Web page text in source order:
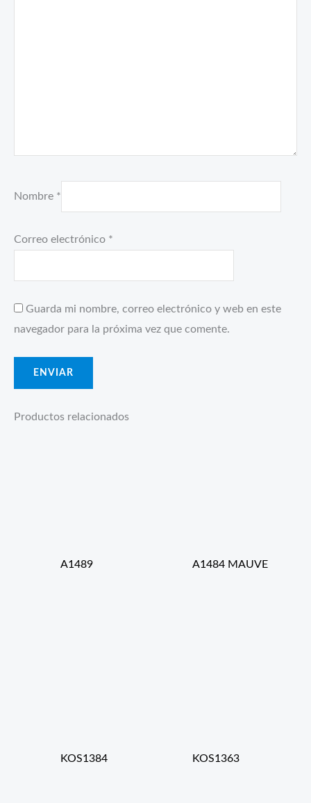
Nombre *
Correo electrónico *
Guarda mi nombre, correo electrónico y web en este
navegador para la próxima vez que comente.
Productos relacionados
A1489 A1484 MAUVE
KOS1384 KOS1363